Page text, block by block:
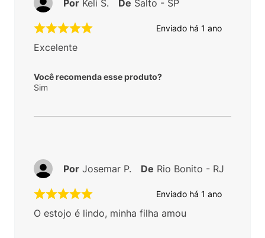
Enviado há 1 ano
Excelente
Você recomenda esse produto?
Sim
Por Keli S. De Salto - SP
Enviado há 1 ano
O estojo é lindo, minha filha amou
Por Josemar P. De Rio Bonito - RJ